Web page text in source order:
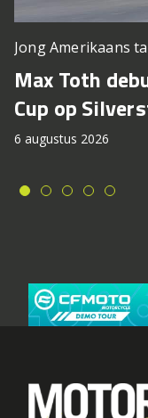
Jong Amerikaans
Max Toth
Cup op
6 augustus 2026